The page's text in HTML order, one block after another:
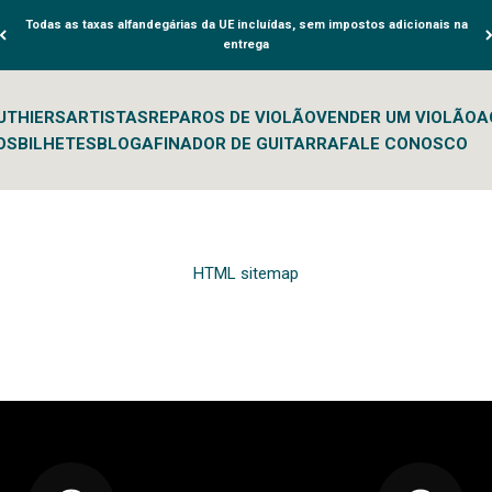
Todas as taxas alfandegárias da UE incluídas, sem impostos adicionais na
entrega
ARTISTASREPAROS DE VIOLÃOVENDER UM VIOLÃO
BILHETESBLOGAFINADOR DE GUITARRAFALE CONOSCO
HTML sitemap